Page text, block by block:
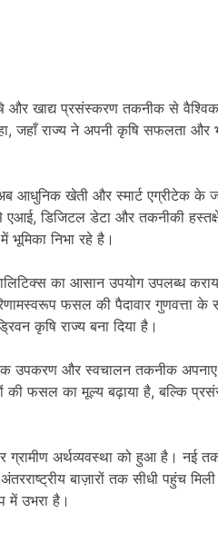
और खाद्य प्रसंस्करण तकनीक से
जहाँ राज्य ने अपनी कृषि सफलता और
आधुनिक खेती और स्मार्ट एग्रीटेक के
डिजिटल डेटा और तकनीकी
निभा रहे है।
का आसान उपयोग उपलब्ध
फसल की पैदावार गुणवत्ता के
कृषि राज्य बना दिया है।
उपकरण और स्वचालन तकनीक
फसल का मूल्य बढ़ाया है, बल्कि
अर्थव्यवस्था को हुआ है। नई
बाज़ारों तक सीधी पहुंच मिली
में उभरा है।